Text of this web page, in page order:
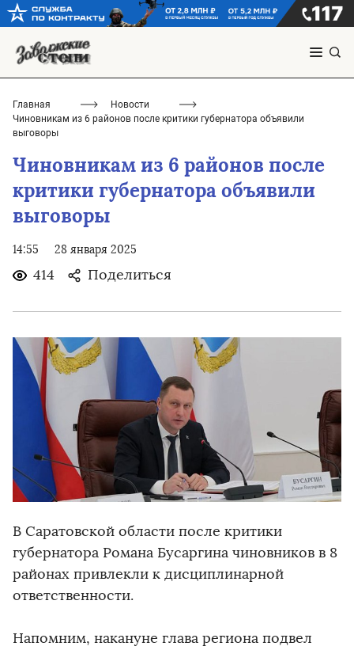
Главная
Новости
Чиновникам из 6 районов после критики губернатора объявили
выговоры
Чиновникам из 6 районов после
критики губернатора объявили
выговоры
14:55 28 января 2025
414 Поделиться
В Саратовской области после критики
губернатора Романа Бусаргина чиновников в 8
районах привлекли к дисциплинарной
ответственности.
Напомним, накануне глава региона подвел